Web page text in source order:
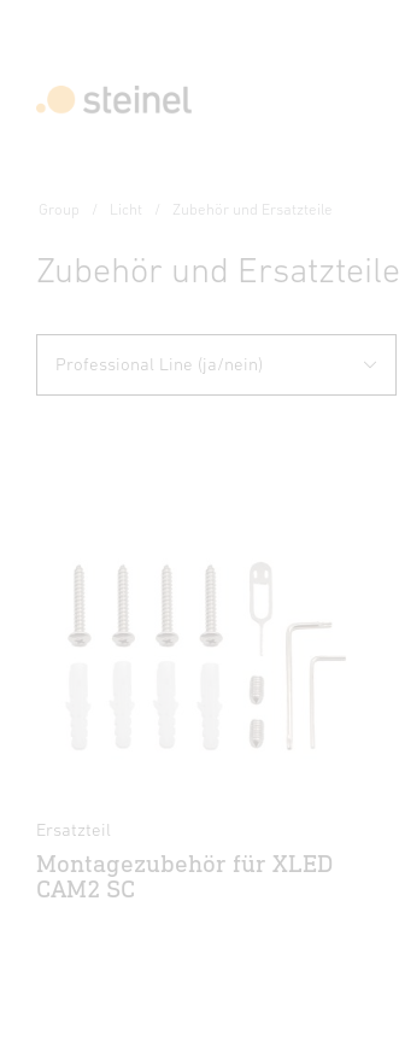
Group Licht Zubehör und Ersatzteile
Zubehör und Ersatzteile
Professional Line (ja/nein)
Ersatzteil
Montagezubehör für XLED
CAM2 SC